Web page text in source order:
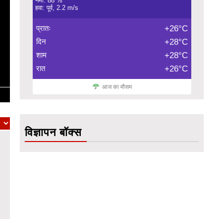
हवा: पूर्व, 2.2 m/s
प्रातः +26°C
दिन +28°C
शाम +28°C
रात +26°C
आज का मौसम
विज्ञापन बॉक्स